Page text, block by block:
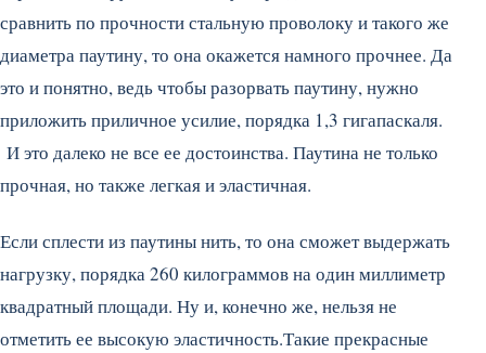
сравнить по прочности стальную проволоку и такого же
диаметра паутину, то она окажется намного прочнее. Да
это и понятно, ведь чтобы разорвать паутину, нужно
приложить приличное усилие, порядка 1,3 гигапаскаля.
И это далеко не все ее достоинства. Паутина не только
прочная, но также легкая и эластичная.
Если сплести из паутины нить, то она сможет выдержать
нагрузку, порядка 260 килограммов на один миллиметр
квадратный площади. Ну и, конечно же, нельзя не
отметить ее высокую эластичность.Такие прекрасные